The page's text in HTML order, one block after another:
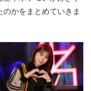
かをまとめていきま